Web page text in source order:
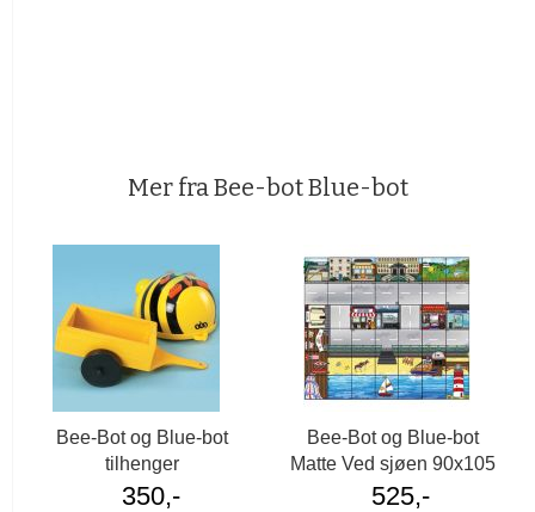
Mer fra Bee-bot Blue-bot
Bee-Bot og Blue-bot
tilhenger
350,-
Bee-Bot og Blue-bot
Matte Ved sjøen 90x105
525,-